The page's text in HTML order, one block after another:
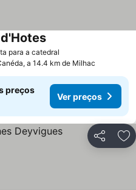
para a catedral
a 14.4 km de Milhac
preços
Ver preços
Partilhar